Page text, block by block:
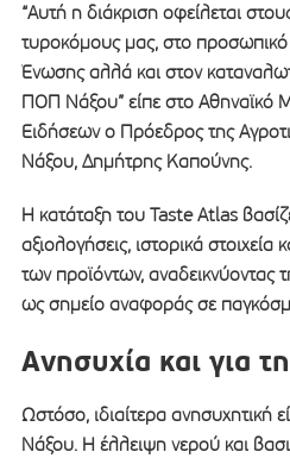
“Αυτή η διάκριση οφείλεται
τυροκόμους μας, στο προσωπικό
Ένωσης αλλά και στον
ΠΟΠ Νάξου” είπε στο Αθηναϊκό
Ειδήσεων ο Πρόεδρος της
Νάξου, Δημήτρης Καπούνης.
Η κατάταξη του Taste Atlas
αξιολογήσεις, ιστορικά στοιχεία
των προϊόντων,
ως σημείο αναφοράς σε
Ανησυχία και για
Ωστόσο, ιδιαίτερα ανησυχητική
Νάξου. Η έλλειψη νερού και